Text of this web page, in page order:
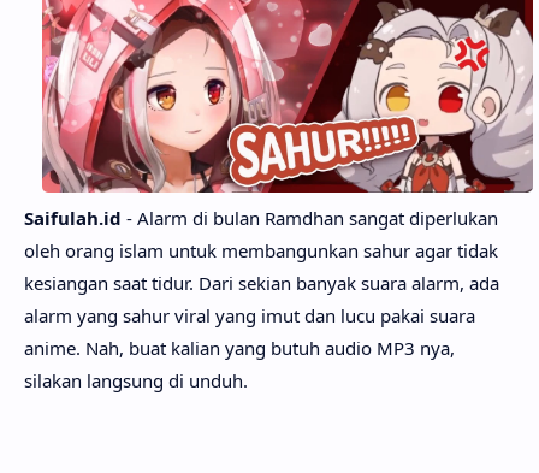
Saifulah.id - Alarm di bulan Ramdhan sangat diperlukan
oleh orang islam untuk membangunkan sahur agar tidak
kesiangan saat tidur. Dari sekian banyak suara alarm, ada
alarm yang sahur viral yang imut dan lucu pakai suara
anime. Nah, buat kalian yang butuh audio MP3 nya,
silakan langsung di unduh.